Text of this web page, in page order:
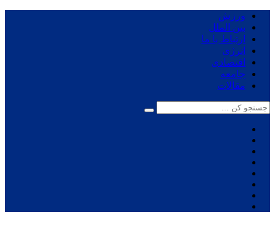
ورزش
بین الملل
ارتباط با ما
انرژی
اقتصادی
جامعه
مقالات